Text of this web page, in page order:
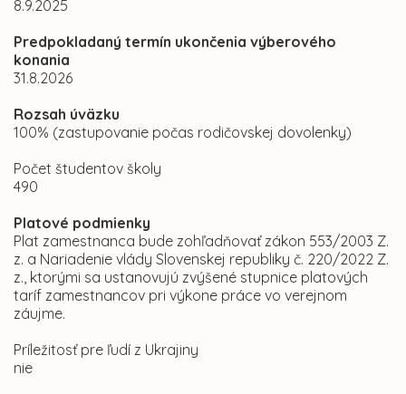
8.9.2025
Predpokladaný termín ukončenia výberového
konania
31.8.2026
Rozsah úväzku
100% (zastupovanie počas rodičovskej dovolenky)
Počet študentov školy
490
Platové podmienky
Plat zamestnanca bude zohľadňovať zákon 553/2003 Z.
z. a Nariadenie vlády Slovenskej republiky č. 220/2022 Z.
z., ktorými sa ustanovujú zvýšené stupnice platových
taríf zamestnancov pri výkone práce vo verejnom
záujme.
Príležitosť pre ľudí z Ukrajiny
nie